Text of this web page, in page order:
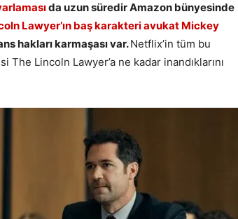
da uzun süredir Amazon bünyesinde
Lawyer’ın baş karakteri avukat Mickey
hakları karmaşası var.Netflix’in tüm bu
The Lincoln Lawyer’a ne kadar inandıklarını